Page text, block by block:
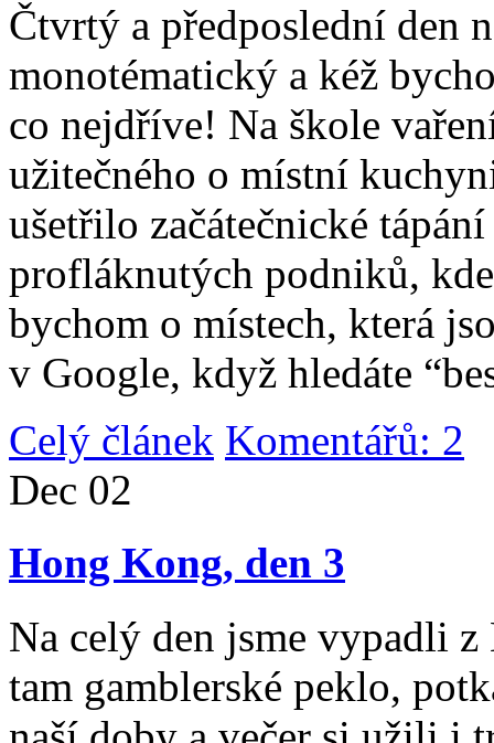
Čtvrtý a předposlední den
monotématický a kéž
co nejdříve! Na škole
užitečného o místní
ušetřilo začátečnické
profláknutých podniků,
bychom o místech, která
v Google, když hledáte
Celý článek Komentářů: 2
Dec 02
Hong Kong, den 3
Na celý den jsme vypadli
tam gamblerské peklo,